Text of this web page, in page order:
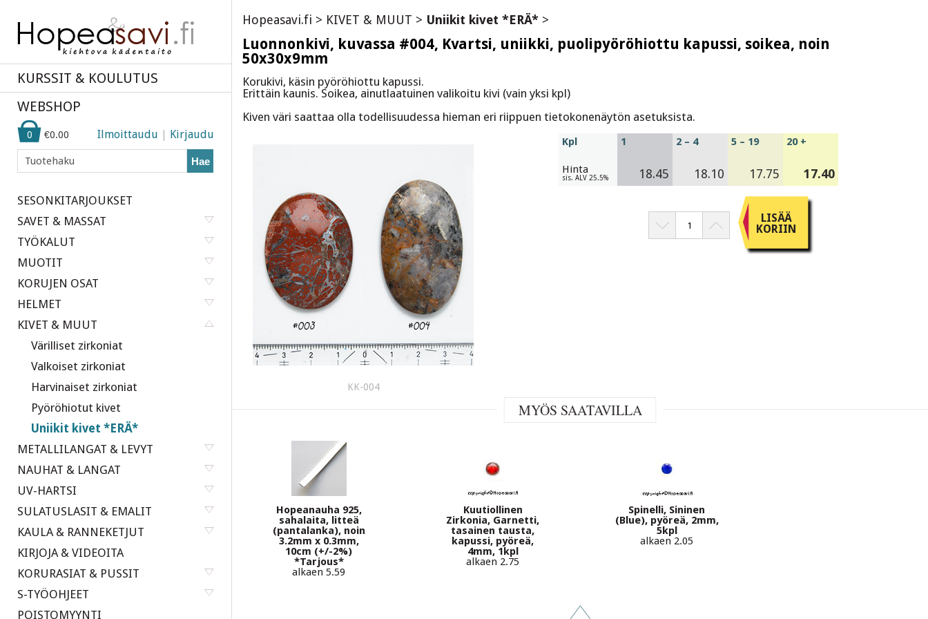
KURSSIT & KOULUTUS
WEBSHOP
Ilmoittaudu | Kirjaudu
0 €0.00
Hae
SESONKITARJOUKSET
SAVET & MASSAT
TYÖKALUT
MUOTIT
KORUJEN OSAT
HELMET
KIVET & MUUT
Värilliset zirkoniat
Valkoiset zirkoniat
Harvinaiset zirkoniat
Pyöröhiotut kivet
Uniikit kivet *ERÄ*
METALLILANGAT & LEVYT
NAUHAT & LANGAT
UV-HARTSI
SULATUSLASIT & EMALIT
KAULA & RANNEKETJUT
KIRJOJA & VIDEOITA
KORURASIAT & PUSSIT
S-TYÖOHJEET
POISTOMYYNTI
Hopeasavi.fi > KIVET & MUUT > Uniikit kivet *ERÄ* >
Luonnonkivi, kuvassa #004, Kvartsi, uniikki, puolipyöröhiottu kapussi, soikea, noin
50x30x9mm
Korukivi, käsin pyöröhiottu kapussi.
Erittäin kaunis. Soikea, ainutlaatuinen valikoitu kivi (vain yksi kpl)
Kiven väri saattaa olla todellisuudessa hieman eri riippuen tietokonenäytön asetuksista.
KK-004
Kpl
Hinta
sis. ALV 25.5%
1
18.45
2 – 4
18.10
5 – 19
17.75
20 +
17.40
LISÄÄ
KORIIN
MYÖS SAATAVILLA
Hopeanauha 925,
sahalaita, litteä
(pantalanka), noin
3.2mm x 0.3mm,
10cm (+/-2%)
*Tarjous*
alkaen 5.59
Kuutiollinen
Zirkonia, Garnetti,
tasainen tausta,
kapussi, pyöreä,
4mm, 1kpl
alkaen 2.75
Spinelli, Sininen
(Blue), pyöreä, 2mm,
5kpl
alkaen 2.05